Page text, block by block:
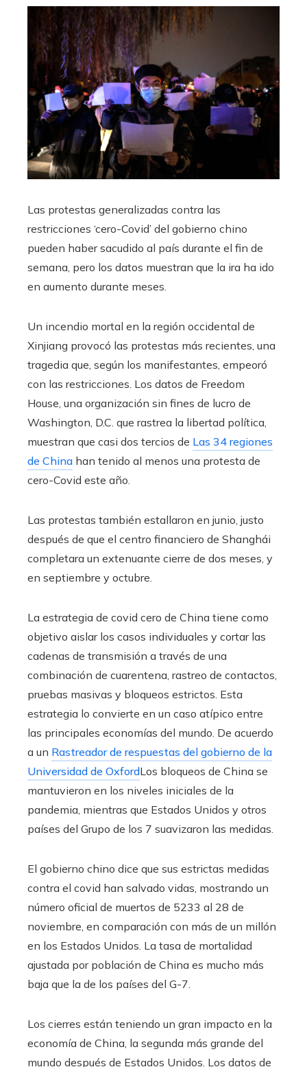
Las protestas generalizadas contra las
restricciones ‘cero-Covid’ del gobierno chino
pueden haber sacudido al país durante el fin de
semana, pero los datos muestran que la ira ha ido
en aumento durante meses.
Un incendio mortal en la región occidental de
Xinjiang provocó las protestas más recientes, una
tragedia que, según los manifestantes, empeoró
con las restricciones. Los datos de Freedom
House, una organización sin fines de lucro de
Washington, D.C. que rastrea la libertad política,
muestran que casi dos tercios de Las 34 regiones
de China han tenido al menos una protesta de
cero-Covid este año.
Las protestas también estallaron en junio, justo
después de que el centro financiero de Shanghái
completara un extenuante cierre de dos meses, y
en septiembre y octubre.
La estrategia de covid cero de China tiene como
objetivo aislar los casos individuales y cortar las
cadenas de transmisión a través de una
combinación de cuarentena, rastreo de contactos,
pruebas masivas y bloqueos estrictos. Esta
estrategia lo convierte en un caso atípico entre
las principales economías del mundo. De acuerdo
a un Rastreador de respuestas del gobierno de la
Universidad de OxfordLos bloqueos de China se
mantuvieron en los niveles iniciales de la
pandemia, mientras que Estados Unidos y otros
países del Grupo de los 7 suavizaron las medidas.
El gobierno chino dice que sus estrictas medidas
contra el covid han salvado vidas, mostrando un
número oficial de muertos de 5233 al 28 de
noviembre, en comparación con más de un millón
en los Estados Unidos. La tasa de mortalidad
ajustada por población de China es mucho más
baja que la de los países del G-7.
Los cierres están teniendo un gran impacto en la
economía de China, la segunda más grande del
mundo después de Estados Unidos. Los datos de